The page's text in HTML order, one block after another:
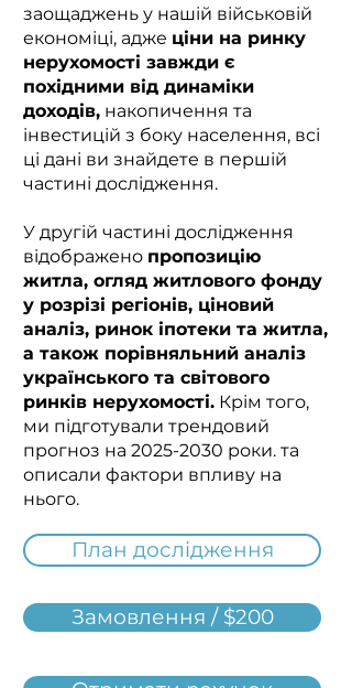
заощаджень у нашій військовій
економіці, адже ціни на ринку
нерухомості завжди є
похідними від динаміки
доходів, накопичення та
інвестицій з боку населення, всі
ці дані ви знайдете в першій
частині дослідження.
У другій частині дослідження
відображено пропозицію
житла, огляд житлового фонду
у розрізі регіонів, ціновий
аналіз, ринок іпотеки та житла,
а також порівняльний аналіз
українського та світового
ринків нерухомості. Крім того,
ми підготували трендовий
прогноз на 2025-2030 роки. та
описали фактори впливу на
нього.
План дослідження
Замовлення / $200